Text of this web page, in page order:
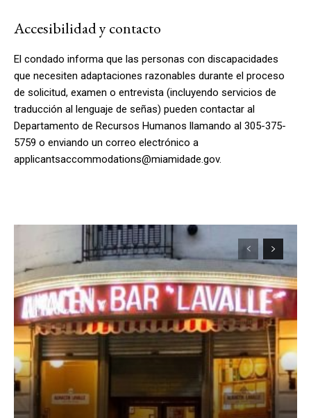
Accesibilidad y contacto
El condado informa que las personas con discapacidades
que necesiten adaptaciones razonables durante el proceso
de solicitud, examen o entrevista (incluyendo servicios de
traducción al lenguaje de señas) pueden contactar al
Departamento de Recursos Humanos llamando al 305-375-
5759 o enviando un correo electrónico a
applicantsaccommodations@miamidade.gov.